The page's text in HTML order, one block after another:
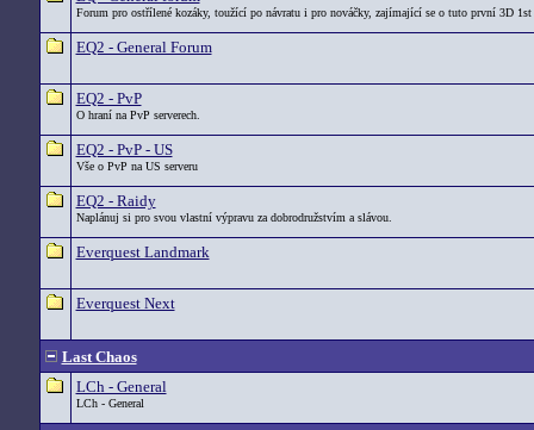
Forum pro ostřílené kozáky, toužící po návratu i pro nováčky, zajímající se o tuto první 3D 1st
EQ2 - General Forum
EQ2 - PvP
O hraní na PvP serverech.
EQ2 - PvP - US
Vše o PvP na US serveru
EQ2 - Raidy
Naplánuj si pro svou vlastní výpravu za dobrodružstvím a slávou.
Everquest Landmark
Everquest Next
Last Chaos
LCh - General
LCh - General